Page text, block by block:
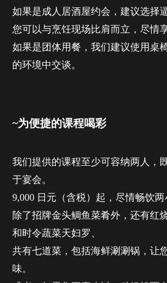
如果是成人居酒屋约会，建议选择
您可以与烹饪现场比肩而立，尽情
如果是团体用餐，我们建议使用桌
的环境中交谈。
~为便捷的课程喝彩
我们提供的课程至少可容纳两人，
于宴会。
9,000 日元（含税）起，尽情畅饮两
除了招牌金头鲷鱼菜肴外，还有红
和时令蔬菜天妇罗、
共有七道菜，包括海鲜涮涮锅，让
味。